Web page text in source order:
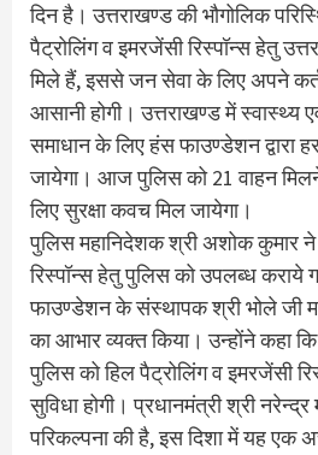
दिन है। उत्तराखण्ड की भौगोलिक
पैट्रोलिंग व इमरजेंसी रिस्पॉन्स हेतु
मिले हैं, इससे जन सेवा के लिए अपने
आसानी होगी। उत्तराखण्ड में स्वास्थ्य
समाधान के लिए हंस फाउण्डेशन द्वारा
जायेगा। आज पुलिस को 21 वाहन
लिए सुरक्षा कवच मिल जायेगा।
पुलिस महानिदेशक श्री अशोक कुमार ने
रिस्पॉन्स हेतु पुलिस को उपलब्ध कराये
फाउण्डेशन के संस्थापक श्री भोले जी
का आभार व्यक्त किया। उन्होंने कहा
पुलिस को हिल पैट्रोलिंग व इमरजेंसी
सुविधा होगी। प्रधानमंत्री श्री नरेन्द्र
परिकल्पना की है, इस दिशा में यह एक